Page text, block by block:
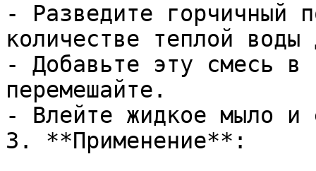
- Разведите горчичный
количестве теплой
- Добавьте эту смесь в
перемешайте.
- Влейте жидкое мыло и
3. **Применение**: